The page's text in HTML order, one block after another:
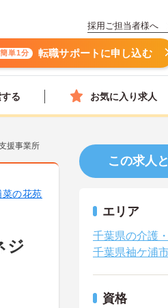
採用ご担当者様へ
単1分 転職サポートに申し込む
る お気に入り求人
援事業所
の花苑
ジ
この求人
エリア
千葉県の介護
千葉県袖ケ浦
資格